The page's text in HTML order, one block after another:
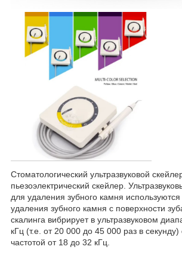
Стоматологический ультразвуковой
пьезоэлектрический скейлер.
для удаления зубного камня
удаления зубного камня с поверхности
скалинга вибрирует в ультразвуковом
кГц (т.е. от 20 000 до 45 000 раз в
частотой от 18 до 32 кГц.